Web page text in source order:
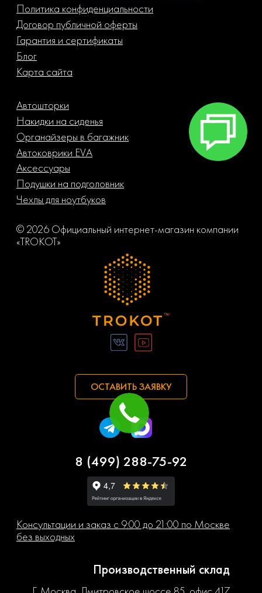
Политика конфиденциальности
Договор публичной оферты
Гарантия и сертификаты
Блог
Карта сайта
Автошторки
Накидки на сиденья
Органайзеры в багажник
Автоковрики EVA
Аксессуары
Подушки на подголовник
Чехлы для ноутбуков
© 2026 Официальный интернет-магазин компании
«TROKOT»
ОСТАВИТЬ ЗАЯВКУ
8 (499) 288-75-92
Консультации и заказ с 9:00 до 21:00 по Москве
без выходных
Производственный склад